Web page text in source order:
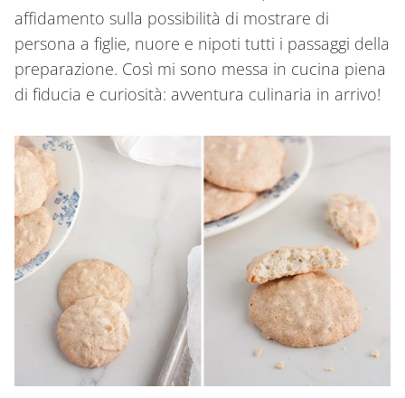
affidamento sulla possibilità di mostrare di
persona a figlie, nuore e nipoti tutti i passaggi della
preparazione. Così mi sono messa in cucina piena
di fiducia e curiosità: avventura culinaria in arrivo!